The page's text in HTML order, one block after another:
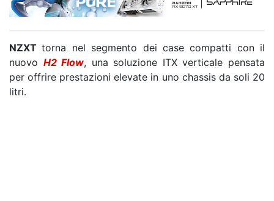
NZXTtorna nel segmento dei case compatti con il
nuovo H2 Flow, una soluzione ITX verticale pensata
per offrire prestazioni elevate in uno chassis da soli 20
litri.